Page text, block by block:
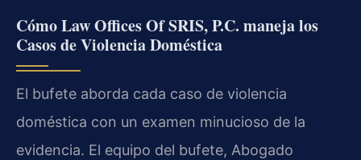
Cómo Law Offices Of SRIS, P.C. maneja los
Casos de Violencia Doméstica
El bufete aborda cada caso de violencia
doméstica con un examen minucioso de la
evidencia. El equipo del bufete, Abogado